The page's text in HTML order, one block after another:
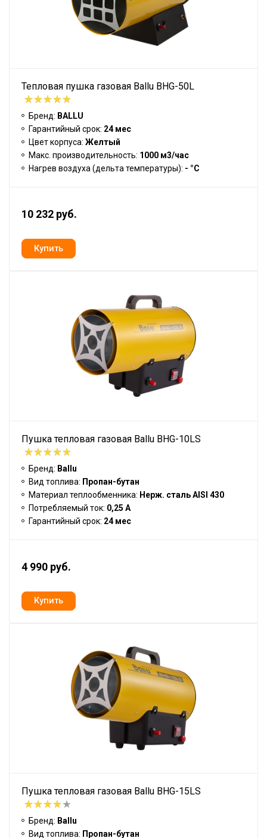
Тепловая пушка газовая Ballu BHG-50L
Бренд: BALLU
Гарантийный срок: 24 мес
Цвет корпуса: Желтый
Макс. производительность: 1000 м3/час
Нагрев воздуха (дельта температуры): - °С
10 232 руб.
Пушка тепловая газовая Ballu BHG-10LS
Бренд: Ballu
Вид топлива: Пропан-бутан
Материал теплообменника: Нерж. сталь AISI 430
Потребляемый ток: 0,25 А
Гарантийный срок: 24 мес
4 990 руб.
Пушка тепловая газовая Ballu BHG-15LS
Бренд: Ballu
Вид топлива: Пропан-бутан